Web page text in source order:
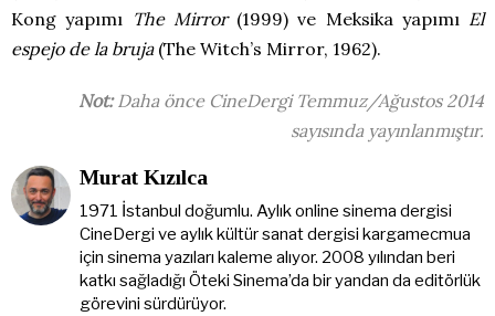
Kong yapımı The Mirror(1999) ve Meksika yapımı El
espejo de la bruja(The Witch’s Mirror, 1962).
Not:Daha önce CineDergi Temmuz/Ağustos 2014
sayısında yayınlanmıştır.
Murat Kızılca
1971 İstanbul doğumlu. Aylık online sinema dergisi
CineDergi ve aylık kültür sanat dergisi kargamecmua
için sinema yazıları kaleme alıyor. 2008 yılından beri
katkı sağladığı Öteki Sinema’da bir yandan da editörlük
görevini sürdürüyor.